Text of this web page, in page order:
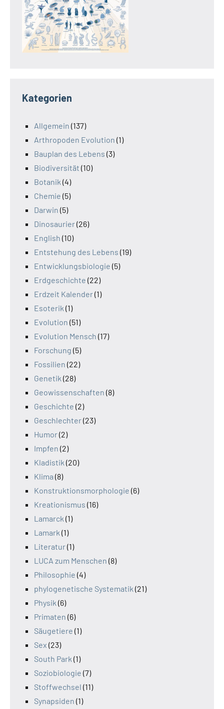
Kategorien
Allgemein (137)
Arthropoden Evolution (1)
Bauplan des Lebens (3)
Biodiversität (10)
Botanik (4)
Chemie (5)
Darwin (5)
Dinosaurier(26)
English (10)
Entstehung des Lebens (19)
Entwicklungsbiologie (5)
Erdgeschichte (22)
Erdzeit Kalender(1)
Esoterik (1)
Evolution (51)
Evolution Mensch (17)
Forschung (5)
Fossilien (22)
Genetik (28)
Geowissenschaften (8)
Geschichte (2)
Geschlechter(23)
Humor(2)
Impfen (2)
Kladistik (20)
Klima (8)
Konstruktionsmorphologie (6)
Kreationismus (16)
Lamarck (1)
Lamark (1)
Literatur(1)
LUCA zum Menschen (8)
Philosophie (4)
phylogenetische Systematik (21)
Physik (6)
Primaten (6)
Säugetiere (1)
Sex (23)
South Park (1)
Soziobiologie (7)
Stoffwechsel (11)
Synapsiden (1)